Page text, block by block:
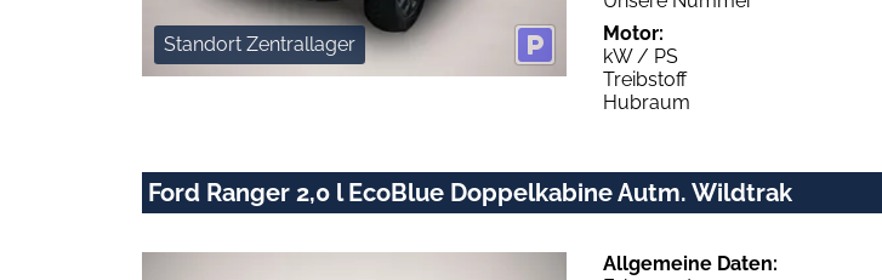
Standort Zentrallager
Motor:
kW / PS
Treibstoff
Hubraum
Ford Ranger 2,0 l EcoBlue Doppelkabine Autm. Wildtrak
Allgemeine Daten: